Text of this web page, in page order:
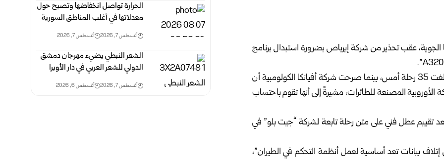
الجوية، عقب تحذير من شركة إيرباص بضرورة استبدال برنامج
وذكرت وكالة “فرانس برس” أن الخطوط الجوية الفرنسية ألغت 35 رحلة أمس، بينما صرحت شركة أفيانكا الكولومبية أن
الأوروبية المصنعة للطائرات، مشيرةً إلى أنها تقوم باحتساب
تقييم عطل فني على متن رحلة تابعة لشركة “جيت بلو” في
بيانات تعد أساسية لعمل أنظمة التحكم في الطيران”،
الحرارة تواصل انخفاضها وتصبح حول
معدلاتها في أغلب المناطق السورية‎ ‎
أغسطس 7, 2026 أغسطس 7, 2026
الشعر النبطي يضيء مهرجان دمشق
الدولي للشعر العربي في دار الأوبرا
أغسطس 7, 2026 أغسطس 6, 2026